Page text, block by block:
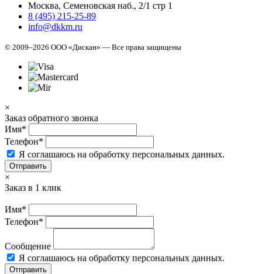
Москва, Семеновская наб., 2/1 стр 1
8 (495) 215-25-89
info@dkkm.ru
© 2009–2026 ООО «Дискан» — Все права защищены
×
Заказ обратного звонка
Имя*
Телефон*
Я соглашаюсь на обработку персональных данных.
Отправить
×
Заказ в 1 клик
Имя*
Телефон*
Сообщение
Я соглашаюсь на обработку персональных данных.
Отправить